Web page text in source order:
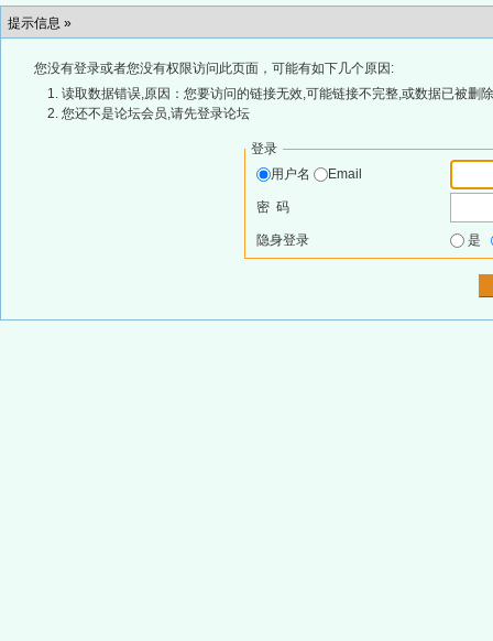
提示信息 »
您没有登录或者您没有权限访问此页面，可能有如下几个原因:
读取数据错误,原因：您要访问的链接无效,可能链接不完整,或数据已被删
您还不是论坛会员,请先登录论坛
登录
用户名
Email
密 码
隐身登录 是